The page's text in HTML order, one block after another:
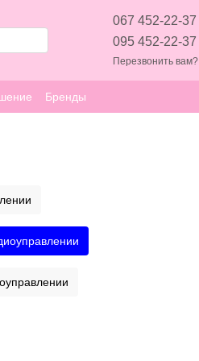
067 452-22-37
095 452-22-37
Перезвонить вам?
Бренды